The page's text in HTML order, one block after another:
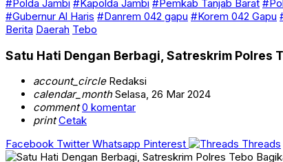
#Polda Jambi #Kapolda Jambi #Pemkab Tanjab Barat
#Gubernur Al Haris #Danrem 042 gapu #Korem 042 Gapu
Berita Daerah Tebo
Satu Hati Dengan Berbagi, Satreskrim Polres
account_circleRedaksi
calendar_monthSelasa, 26 Mar 2024
comment 0 komentar
print Cetak
Facebook Twitter Whatsapp Pinterest Threads